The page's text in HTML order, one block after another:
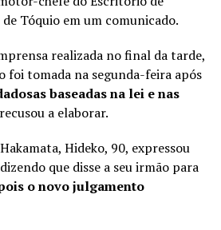
Tóquio em um comunicado.
realizada no final da tarde,
foi tomada na segunda-feira após
baseadas na lei e nas
a elaborar.
Hideko, 90, expressou
que disse a seu irmão para
o novo julgamento